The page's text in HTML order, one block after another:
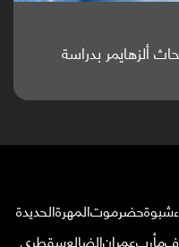
ألزهايمر بدراسة
شبوةحضرموتالمهرةالحديدة
مأربعمرانالضالعسقطرى